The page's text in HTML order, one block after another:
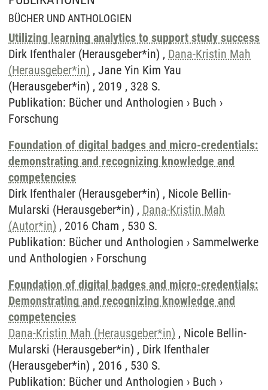
BÜCHER UND ANTHOLOGIEN
Utilizing learning analytics to support study success
Dirk Ifenthaler (Herausgeber*in) , Dana-Kristin Mah
(Herausgeber*in) , Jane Yin Kim Yau
(Herausgeber*in) , 2019 , 328 S.
Publikation: Bücher und Anthologien › Buch ›
Forschung
Foundation of digital badges and micro-credentials:
demonstrating and recognizing knowledge and
competencies
Dirk Ifenthaler (Herausgeber*in) , Nicole Bellin-
Mularski (Herausgeber*in) , Dana-Kristin Mah
(Autor*in) , 2016 Cham , 530 S.
Publikation: Bücher und Anthologien › Sammelwerke
und Anthologien › Forschung
Foundation of digital badges and micro-credentials:
Demonstrating and recognizing knowledge and
competencies
Dana-Kristin Mah (Herausgeber*in) , Nicole Bellin-
Mularski (Herausgeber*in) , Dirk Ifenthaler
(Herausgeber*in) , 2016 , 530 S.
Publikation: Bücher und Anthologien › Buch ›